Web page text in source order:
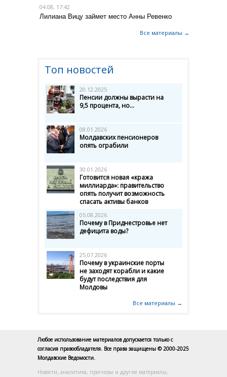
04.08, 17:42
Лилиана Вицу займет место Анны Ревенко
Все материалы →
Топ новостей
20.12.2025
Пенсии должны вырасти на
9,5 процента, но...
08.01.2026
Молдавских пенсионеров
опять ограбили
30.01.2026
Готовится новая «кража
миллиарда»: правительство
опять получит возможность
спасать активы банков
05.08.2026
Почему в Приднестровье нет
дефицита воды?
25.07.2026
Почему в украинские порты
не заходят корабли и какие
будут последствия для
Молдовы
Все материалы →
Любое использование материалов допускается только с
согласия правообладателя. Все права защищены © 2000-2025
Молдавские Ведомости.
Новости, аналитика, прогнозы и другие материалы,